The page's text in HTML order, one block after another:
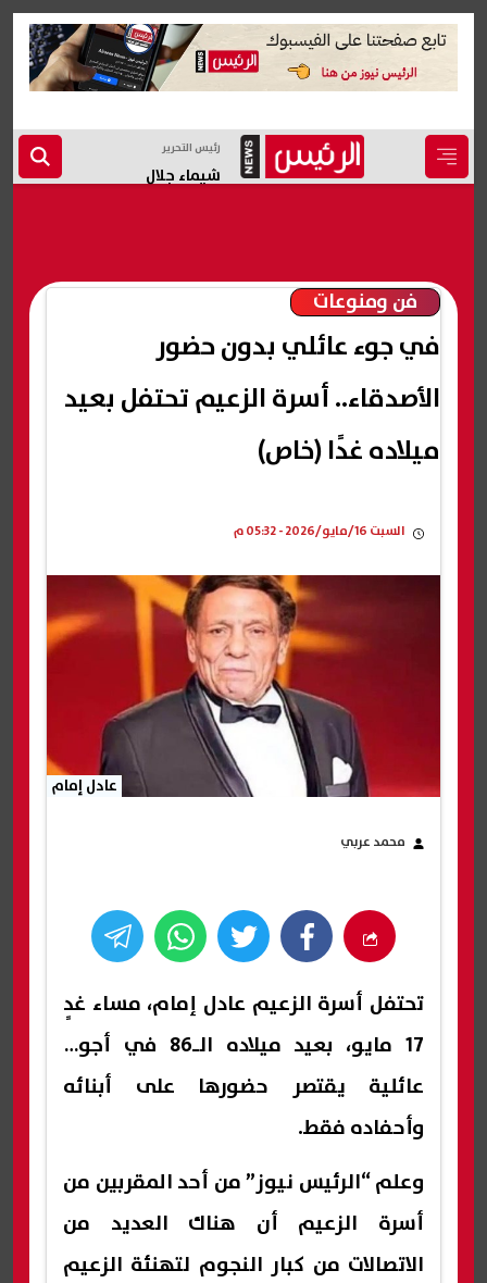
رئيس التحرير
شيماء جلال
فن ومنوعات
في جوء عائلي بدون حضور
الأصدقاء.. أسرة الزعيم تحتفل بعيد
ميلاده غدًا (خاص)
السبت 16/مايو/2026 - 05:32 م
عادل إمام
محمد عربي
تحتفل أسرة الزعيم عادل إمام، مساء غدٍ
17 مايو، بعيد ميلاده الـ86 في أجواء
عائلية يقتصر حضورها على أبنائه
وأحفاده فقط.
وعلم “الرئيس نيوز” من أحد المقربين من
أسرة الزعيم أن هناك العديد من
الاتصالات من كبار النجوم لتهنئة الزعيم